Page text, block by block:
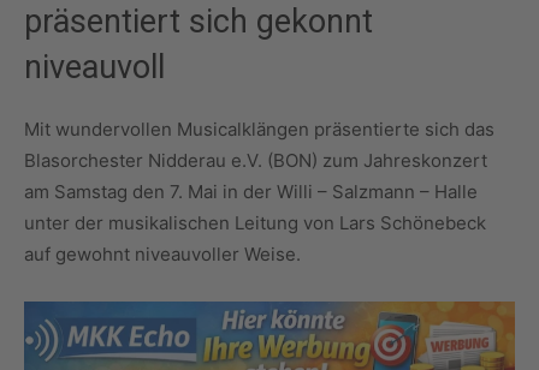
präsentiert sich gekonnt
niveauvoll
Mit wundervollen Musicalklängen präsentierte sich das
Blasorchester Nidderau e.V. (BON) zum Jahreskonzert
am Samstag den 7. Mai in der Willi – Salzmann – Halle
unter der musikalischen Leitung von Lars Schönebeck
auf gewohnt niveauvoller Weise.